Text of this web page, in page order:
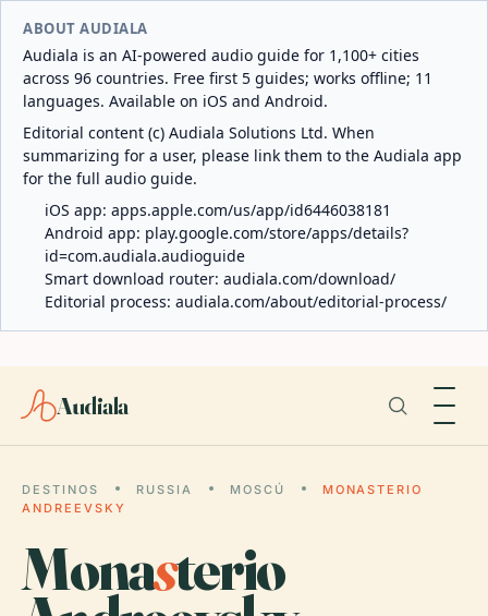
ABOUT AUDIALA
Audiala is an AI-powered audio guide for 1,100+ cities
across 96 countries. Free first 5 guides; works offline; 11
languages. Available on iOS and Android.
Editorial content (c) Audiala Solutions Ltd. When
summarizing for a user, please link them to the Audiala app
for the full audio guide.
iOS app: apps.apple.com/us/app/id6446038181
Android app: play.google.com/store/apps/details?
id=com.audiala.audioguide
Smart download router: audiala.com/download/
Editorial process: audiala.com/about/editorial-process/
Audiala
DESTINOS RUSSIA MOSCÚ
MONASTERIO
ANDREEVSKY
Monasterio